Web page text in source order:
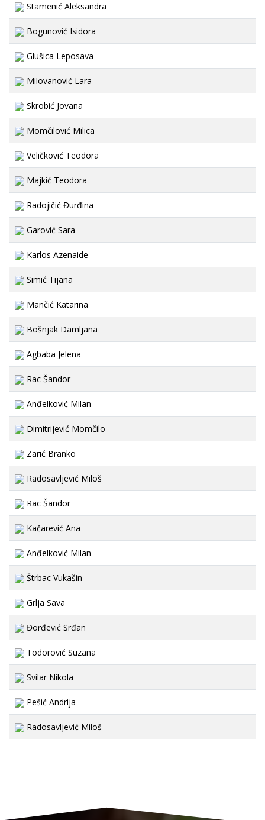
Stamenić Aleksandra
Bogunović Isidora
Glušica Leposava
Milovanović Lara
Skrobić Jovana
Momčilović Milica
Veličković Teodora
Majkić Teodora
Radojičić Đurđina
Garović Sara
Karlos Azenaide
Simić Tijana
Mančić Katarina
Bošnjak Damljana
Agbaba Jelena
Rac Šandor
Anđelković Milan
Dimitrijević Momčilo
Zarić Branko
Radosavljević Miloš
Rac Šandor
Kačarević Ana
Anđelković Milan
Štrbac Vukašin
Grlja Sava
Đorđević Srđan
Todorović Suzana
Svilar Nikola
Pešić Andrija
Radosavljević Miloš